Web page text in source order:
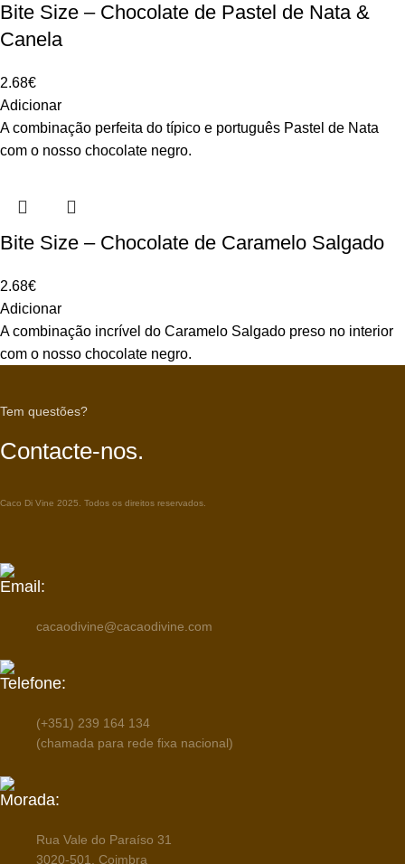
Bite Size – Chocolate de Pastel de Nata &
Canela
2.68€
Adicionar
A combinação perfeita do típico e português Pastel de Nata
com o nosso chocolate negro.
Bite Size – Chocolate de Caramelo Salgado
2.68€
Adicionar
A combinação incrível do Caramelo Salgado preso no interior
com o nosso chocolate negro.
Tem questões?
Contacte-nos.
Caco Di Vine 2025. Todos os direitos reservados.
Email:
cacaodivine@cacaodivine.com
Telefone:
(+351) 239 164 134
(chamada para rede fixa nacional)
Morada:
Rua Vale do Paraíso 31
3020-501, Coimbra